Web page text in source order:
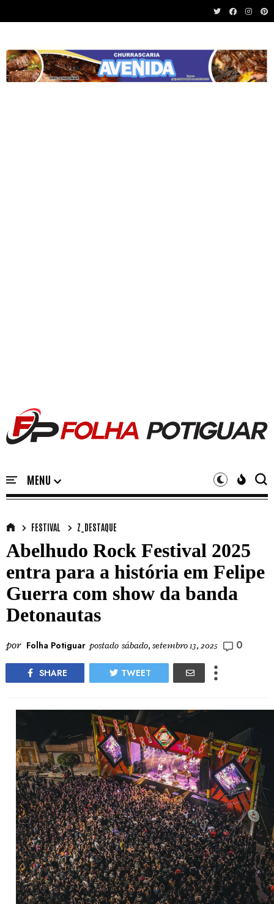
FESTIVAL Z_DESTAQUE
Abelhudo Rock Festival 2025
entra para a história em Felipe
Guerra com show da banda
Detonautas
por Folha Potiguar postado sábado, setembro 13, 2025 0
SHARE TWEET